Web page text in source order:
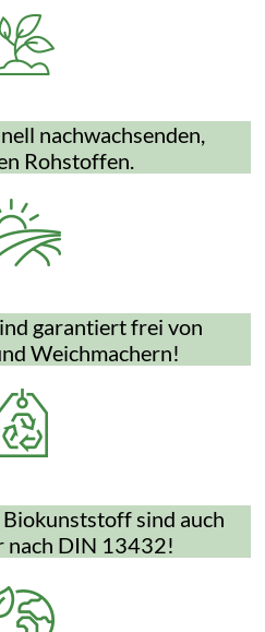
nachwachsenden,
Rohstoffen.
garantiert frei von
Weichmachern!
sind auch
nach DIN 13432!